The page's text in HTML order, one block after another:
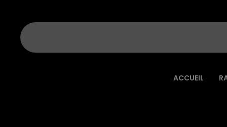
ACCUEIL